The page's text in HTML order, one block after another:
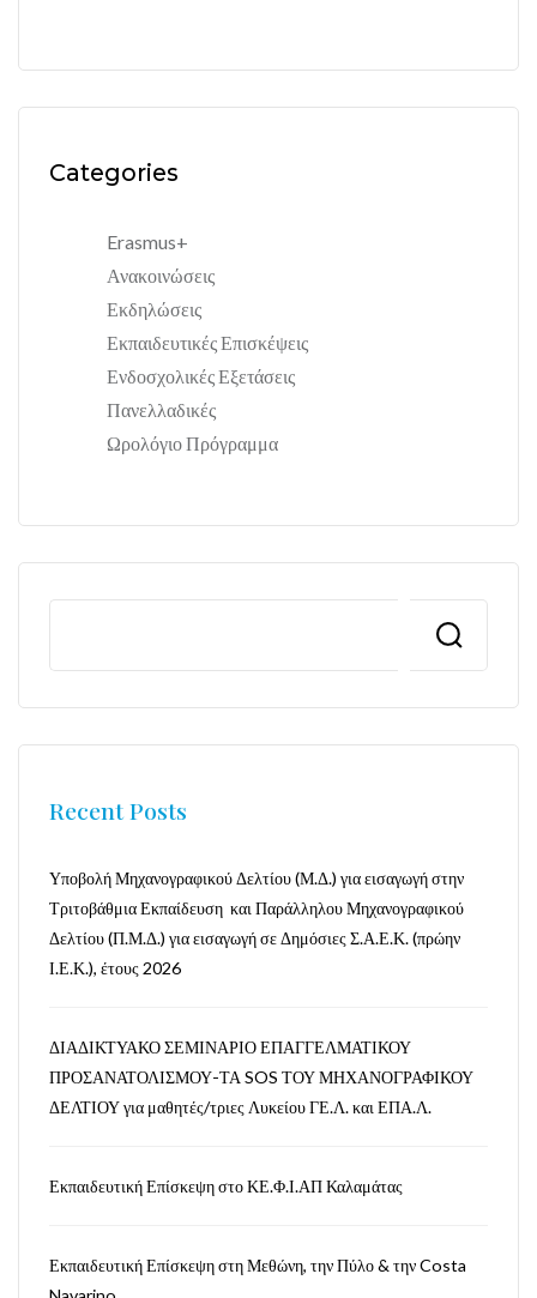
Categories
Erasmus+
Ανακοινώσεις
Εκδηλώσεις
Εκπαιδευτικές Επισκέψεις
Ενδοσχολικές Εξετάσεις
Πανελλαδικές
Ωρολόγιο Πρόγραμμα
Recent Posts
Υποβολή Μηχανογραφικού Δελτίου (Μ.Δ.) για εισαγωγή στην
Τριτοβάθμια Εκπαίδευση και Παράλληλου Μηχανογραφικού
Δελτίου (Π.Μ.Δ.) για εισαγωγή σε Δημόσιες Σ.Α.Ε.Κ. (πρώην
Ι.Ε.Κ.), έτους 2026
ΔΙΑΔΙΚΤΥΑΚΟ ΣΕΜΙΝΑΡΙΟ ΕΠΑΓΓΕΛΜΑΤΙΚΟΥ
ΠΡΟΣΑΝΑΤΟΛΙΣΜΟΥ-ΤΑ SOS ΤΟΥ ΜΗΧΑΝΟΓΡΑΦΙΚΟΥ
ΔΕΛΤΙΟΥ για μαθητές/τριες Λυκείου ΓΕ.Λ. και ΕΠΑ.Λ.
Εκπαιδευτική Επίσκεψη στο ΚΕ.Φ.Ι.ΑΠ Καλαμάτας
Εκπαιδευτική Επίσκεψη στη Μεθώνη, την Πύλο & την Costa